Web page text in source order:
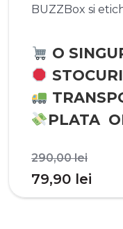
BUZZBox si
O
PLATA
290,00lei
a
79,90 lei